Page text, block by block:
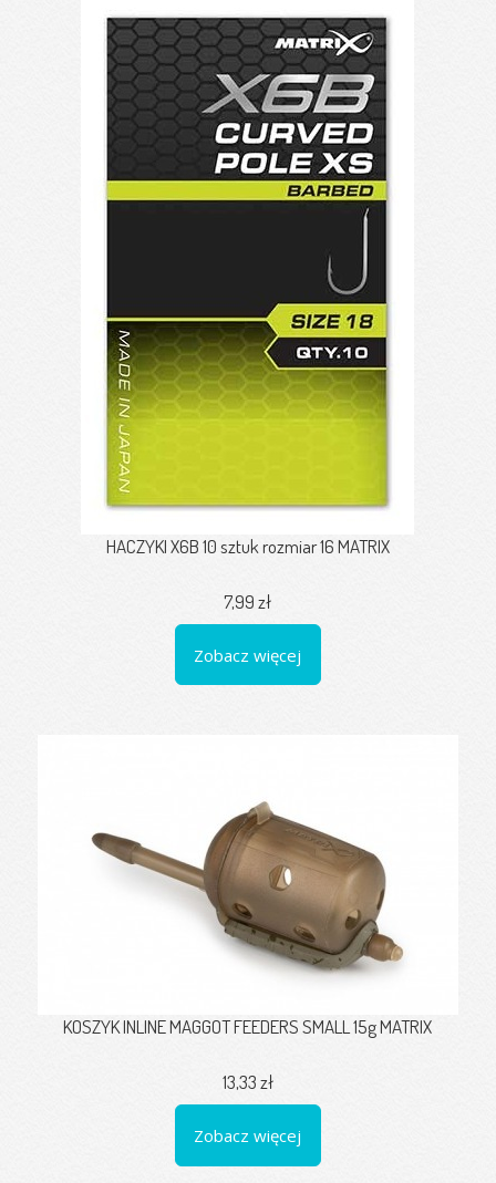
HACZYKI X6B 10 sztuk rozmiar 16 MATRIX
7,99 zł
Zobacz więcej
KOSZYK INLINE MAGGOT FEEDERS SMALL 15g MATRIX
13,33 zł
Zobacz więcej